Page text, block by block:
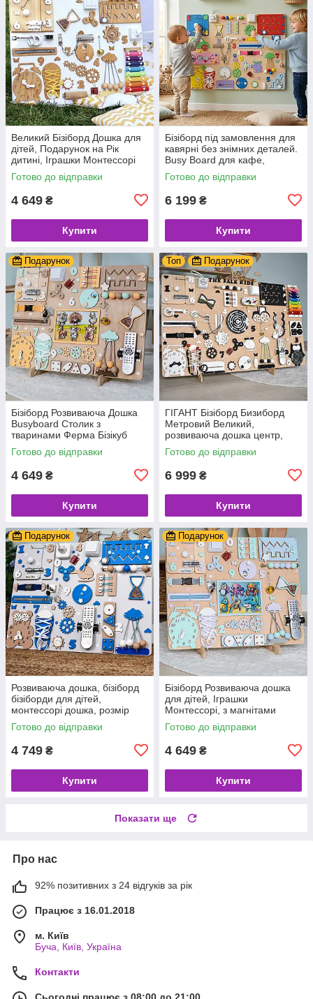
Великий Бізіборд Дошка для
дітей, Подарунок на Рік
дитині, Іграшки Монтессорі
Готово до відправки
4 649 ₴
Купити
Бізіборд під замовлення для
кавярні без знімних деталей.
Busy Board для кафе,
ресторану, стоматології,
дитячої кімнати 60×80 см
Готово до відправки
6 199 ₴
Купити
Подарунок
Бізіборд Розвиваюча Дошка
Busyboard Столик з
тваринами Ферма Бізікуб
Дитяча іграшка
Готово до відправки
4 649 ₴
Купити
Топ Подарунок
ГІГАНТ Бізіборд Бизиборд
Метровий Великий,
розвиваюча дошка центр,
Подарунок дитині на рік, Busy
board дерев'яні іграшки
Готово до відправки
6 999 ₴
Купити
Подарунок
Розвиваюча дошка, бізіборд
бізіборди для дітей,
монтессорі дошка, розмір
50*65
Готово до відправки
4 749 ₴
Купити
Подарунок
Бізіборд Розвиваюча дошка
для дітей, Іграшки
Монтессорі, з магнітами
тваринами Море
Готово до відправки
4 649 ₴
Купити
Показати ще
Про нас
92% позитивних з 24 відгуків за рік
Працює з 16.01.2018
м. Київ
Буча, Київ, Україна
Контакти